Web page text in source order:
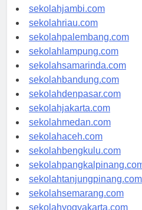
sekolahindonesia.id
sekolahjambi.com
sekolahriau.com
sekolahpalembang.com
sekolahlampung.com
sekolahsamarinda.com
sekolahbandung.com
sekolahdenpasar.com
sekolahjakarta.com
sekolahmedan.com
sekolahaceh.com
sekolahbengkulu.com
sekolahpangkalpinang.com
sekolahtanjungpinang.com
sekolahsemarang.com